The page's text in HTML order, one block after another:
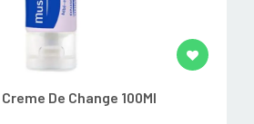
De Change 100Ml